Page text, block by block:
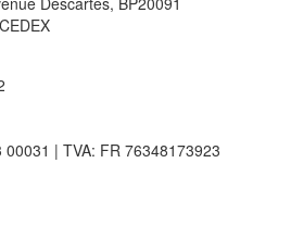
00031 | TVA: FR 76348173923